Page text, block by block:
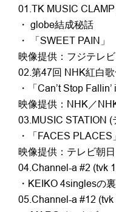
01.TK MUSIC
・ globe結成秘話
・ 「SWEET PAIN」
映像提供：フジテレ
02.第47回 NHK紅白
・「Can’t Stop Fallin’
映像提供：NHK／
03.MUSIC STATION
・「FACES PLACES」
映像提供：テレビ朝日
04.Channel-a #2 (tvk
・KEIKO 4singlesの
05.Channel-a #12